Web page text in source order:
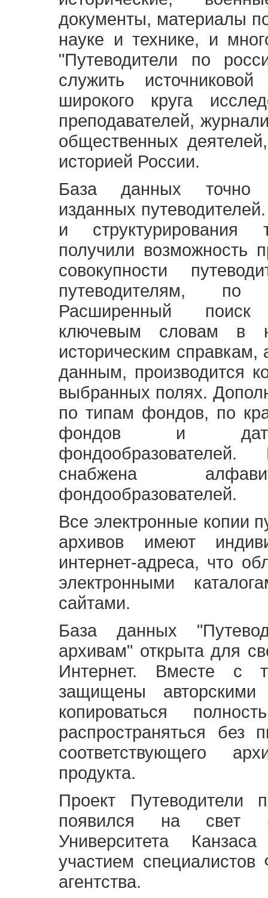
документы, материалы
науке и технике, и
"Путеводители по
служить
широкого круга
преподавателей,
общественных
историей России.
База данных точно
изданных
и структурирования
получили возможность
совокупности
путеводителям,
Расширенный
ключевым словам в
историческим
данным, производится
выбранных полях.
по типам фондов, по
фондов и
снабжена
фондообразователей.
Все электронные копии
архивов имеют
интернет-адреса, что
электронными
сайтами.
База данных
архивам" открыта для
Интернет. Вместе с
защищены
копироваться
распространяться без
соответствующего
продукта.
Проект Путеводители
появился на свет
Университета
участием специалистов
агентства.